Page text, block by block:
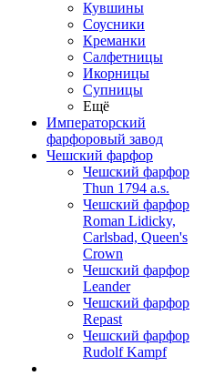
Кувшины
Соусники
Креманки
Салфетницы
Икорницы
Супницы
Ещё
Императорский
фарфоровый завод
Чешский фарфор
Чешский фарфор
Thun 1794 a.s.
Чешский фарфор
Roman Lidicky,
Carlsbad, Queen's
Crown
Чешский фарфор
Leander
Чешский фарфор
Repast
Чешский фарфор
Rudolf Kampf